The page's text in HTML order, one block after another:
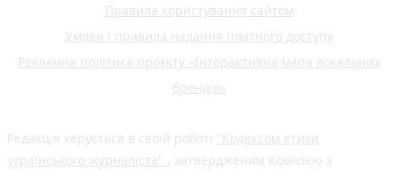
Правила користування сайтом
Умови і правила надання платного доступу
Рекламна політика проєкту «Інтерактивна мапа локальних
брендів»
Редакція керується в своїй роботі "Кодексом етики
українського журналіста"
, затвердженим Комісією з